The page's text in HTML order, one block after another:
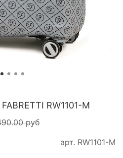
арт. RW1101-M
RW1101-M
руб